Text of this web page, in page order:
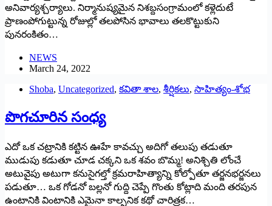
అనివార్యశ్చర్యాలు. నిర్మానుష్యమైన నిశబ్దసంగ్రామంలో కళ్లెదుటే
ప్రాణంపోగుట్టున్న రోజుల్లో తలపోసిన భావాలు తలకొట్టుకుని
పునరంకితం…
NEWS
March 24, 2022
Shoba, Uncategorized, కవితా శాల, శీర్షికలు, సాహిత్యం-శోభ
పొగచూరిన సంధ్య
ఎదో ఒక చట్రానికి కట్టిన ఊహే కావచ్చు అదిగో తలుపు తడుతూ
ముడుపు కడుతూ చూడ చక్కని ఒక శవం బొమ్మ! అనిశ్చితి లోంచే
అటువైపు అటుగా కనుసైగల్తో క్రమరాహిత్యాన్ని కోల్పోతూ తర్జనభర్జనలు
పడుతూ… ఒక గోడనో బల్లనో గుద్ది చెప్పే గొంతు కోట్లాది మంది తరపున
ఉంటానికి వింటానికి ఎమైనా కాల్పనిక కథో చారిత్రక…